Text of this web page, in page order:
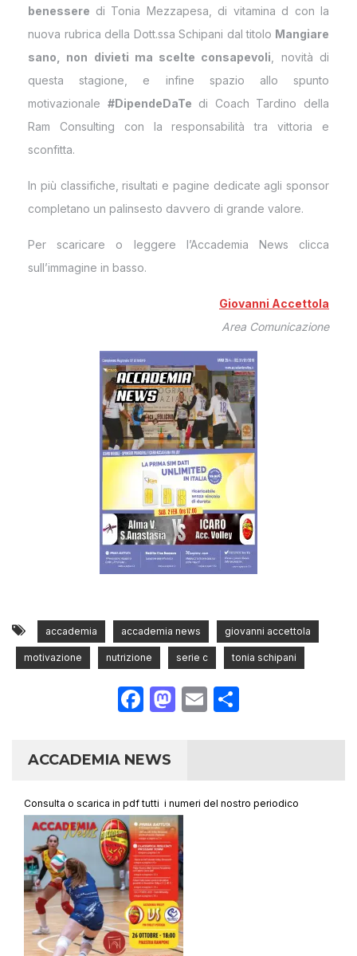
benessere di Tonia Mezzapesa, di vitamina d con la
nuova rubrica della Dott.ssa Schipani dal titolo Mangiare
sano, non divieti ma scelte consapevoli , novità di
questa stagione, e infine spazio allo spunto
motivazionale #DipendeDaTe di Coach Tardino della
Ram Consulting con la responsabilità tra vittoria e
sconfitta.
In più classifiche, risultati e pagine dedicate agli sponsor
completano un palinsesto davvero di grande valore.
Per scaricare o leggere l’Accademia News clicca
sull’immagine in basso.
Giovanni Accettola
Area Comunicazione
accademia accademia news giovanni accettola
motivazione nutrizione serie c tonia schipani
Facebook
Mastodon
Email
ACCADEMIA NEWS
Consulta o scarica in pdf tutti i numeri del nostro periodico